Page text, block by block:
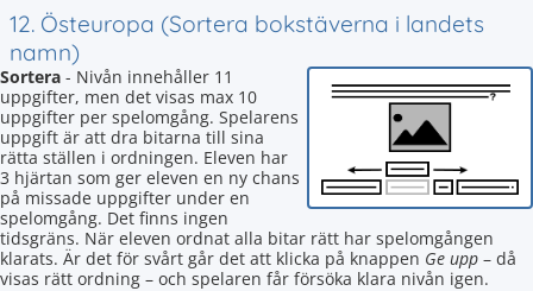
12. Östeuropa (Sortera bokstäverna i landets
namn)
Sortera - Nivån innehåller 11
uppgifter, men det visas max 10
uppgifter per spelomgång. Spelarens
uppgift är att dra bitarna till sina
rätta ställen i ordningen. Eleven har
3 hjärtan som ger eleven en ny chans
på missade uppgifter under en
spelomgång. Det finns ingen
tidsgräns. När eleven ordnat alla bitar rätt har spelomgången
klarats. Är det för svårt går det att klicka på knappen Ge upp – då
visas rätt ordning – och spelaren får försöka klara nivån igen.